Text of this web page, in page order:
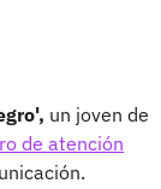
un joven de
de atención